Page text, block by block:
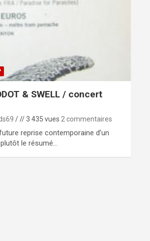
& SWELL / concert
// 3 435 vues 2 commentaires
reprise contemporaine d’un
le résumé…